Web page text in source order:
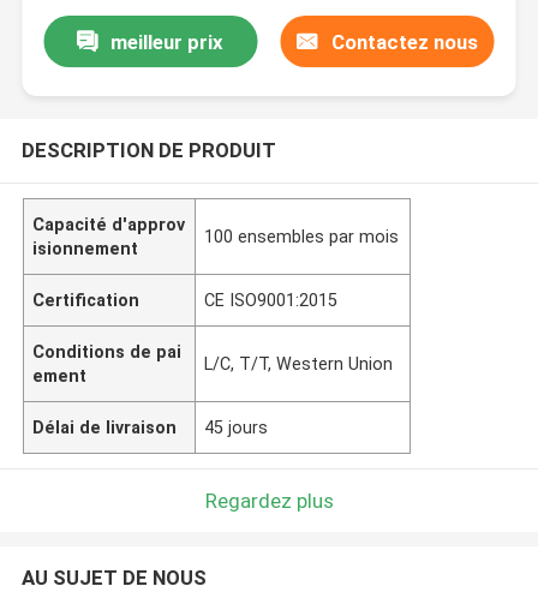
meilleur prix Contactez nous
DESCRIPTION DE PRODUIT
Capacité d'approv
isionnement
100 ensembles par mois
Certification CE ISO9001:2015
Conditions de pai
ement
L/C, T/T, Western Union
Délai de livraison 45 jours
Regardez plus
AU SUJET DE NOUS